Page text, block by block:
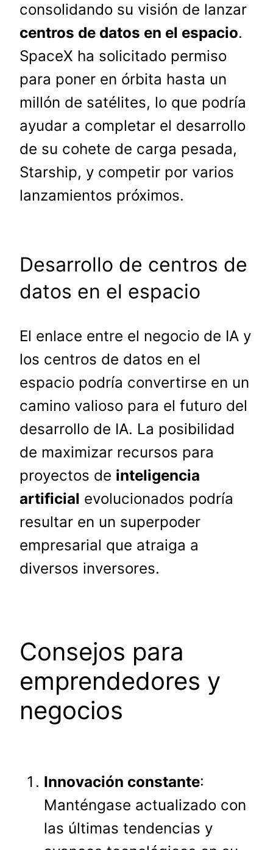
consolidando su visión de lanzar
centros de datos en el espacio.
SpaceX ha solicitado permiso
para poner en órbita hasta un
millón de satélites, lo que podría
ayudar a completar el desarrollo
de su cohete de carga pesada,
Starship, y competir por varios
lanzamientos próximos.
Desarrollo de centros de
datos en el espacio
El enlace entre el negocio de IA y
los centros de datos en el
espacio podría convertirse en un
camino valioso para el futuro del
desarrollo de IA. La posibilidad
de maximizar recursos para
proyectos de inteligencia
artificial evolucionados podría
resultar en un superpoder
empresarial que atraiga a
diversos inversores.
Consejos para
emprendedores y
negocios
Innovación constante:
Manténgase actualizado con
las últimas tendencias y